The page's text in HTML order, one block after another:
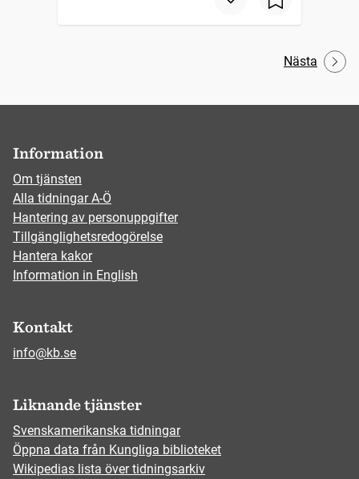
Nästa
Information
Om tjänsten
Alla tidningar A-Ö
Hantering av personuppgifter
Tillgänglighetsredogörelse
Hantera kakor
Information in English
Kontakt
info@kb.se
Liknande tjänster
Svenskamerikanska tidningar
Öppna data från Kungliga biblioteket
Wikipedias lista över tidningsarkiv